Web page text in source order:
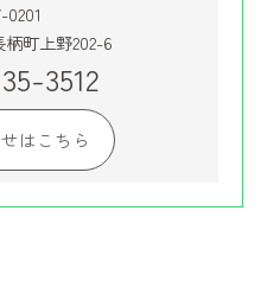
0201
町上野202-6
3512
はこちら